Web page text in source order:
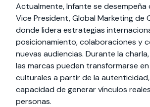
Actualmente, Infante se desempeña
Vice President, Global Marketing de
donde lidera estrategias
posicionamiento, colaboraciones y
nuevas audiencias. Durante la
las marcas pueden transformarse
culturales a partir de la autenticidad,
capacidad de generar vínculos
personas.